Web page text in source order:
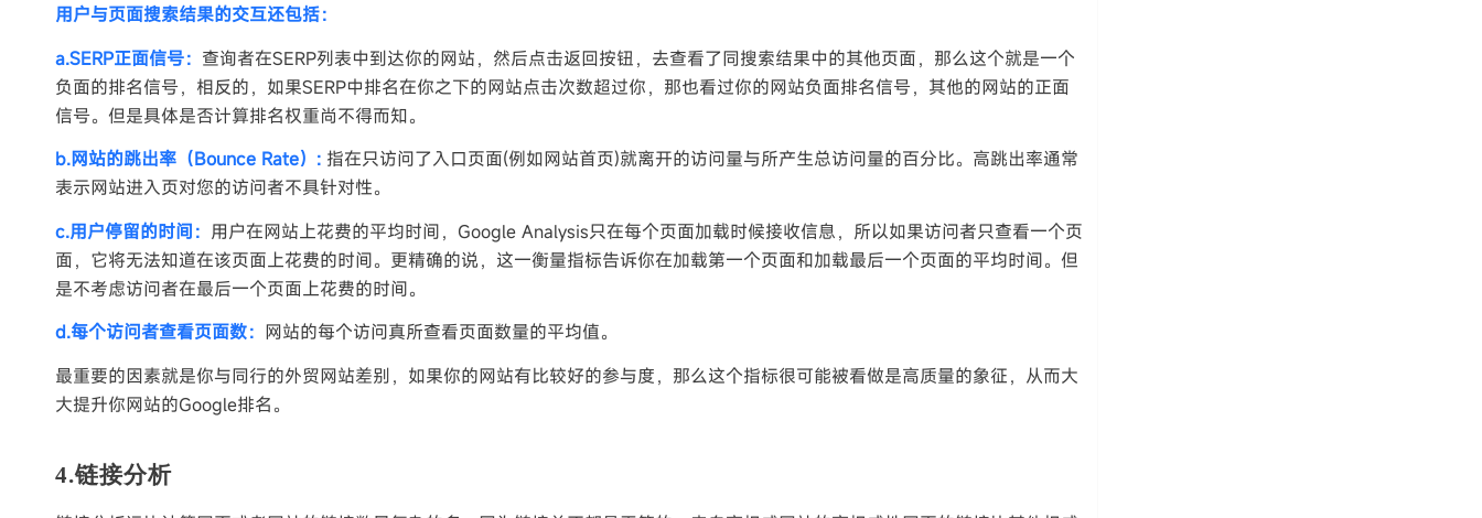
用户与页面搜索结果的交互还包括：
a.SERP正面信号： 查询者在SERP列表中到达你的网站，然后点击返回按钮，去查看了同搜索结果中的其他页面，那么这个就是一个
负面的排名信号，相反的，如果SERP中排名在你之下的网站点击次数超过你，那也看过你的网站负面排名信号，其他的网站的正面
信号。但是具体是否计算排名权重尚不得而知。
b.网站的跳出率（Bounce Rate）: 指在只访问了入口页面(例如网站首页)就离开的访问量与所产生总访问量的百分比。高跳出率通常
表示网站进入页对您的访问者不具针对性。
c.用户停留的时间： 用户在网站上花费的平均时间，Google Analysis只在每个页面加载时候接收信息，所以如果访问者只查看一个页
面，它将无法知道在该页面上花费的时间。更精确的说，这一衡量指标告诉你在加载第一个页面和加载最后一个页面的平均时间。但
是不考虑访问者在最后一个页面上花费的时间。
d.每个访问者查看页面数： 网站的每个访问真所查看页面数量的平均值。
最重要的因素就是你与同行的外贸网站差别，如果你的网站有比较好的参与度，那么这个指标很可能被看做是高质量的象征，从而大
大提升你网站的Google排名。
4.链接分析